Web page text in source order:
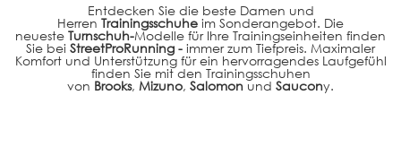
Entdecken Sie die beste Damen und
Herren Trainingsschuhe im Sonderangebot. Die
neueste Turnschuh-Modelle für Ihre Trainingseinheiten finden
Sie bei StreetProRunning - immer zum Tiefpreis. Maximaler
Komfort und Unterstützung für ein hervorragendes Laufgefühl
finden Sie mit den Trainingsschuhen
von Brooks, Mizuno, Salomon und Saucony.